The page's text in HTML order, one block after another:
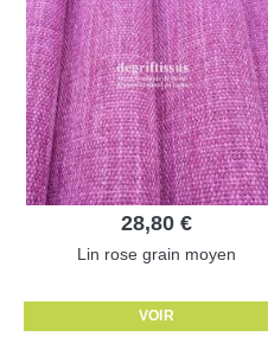
28,80 €
Lin rose grain moyen
VOIR